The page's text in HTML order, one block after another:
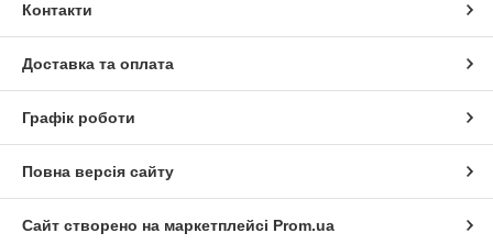
Контакти
Доставка та оплата
Графік роботи
Повна версія сайту
Сайт створено на маркетплейсі Prom.ua